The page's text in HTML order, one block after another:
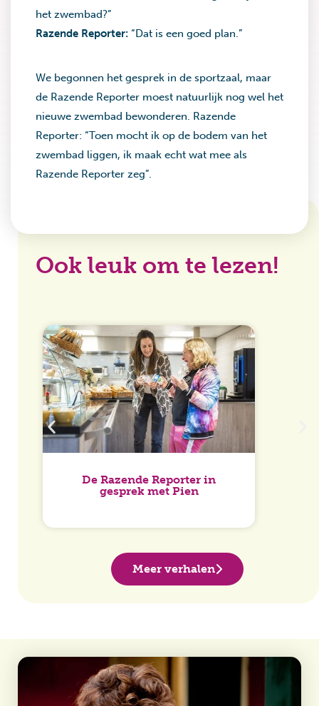
het zwembad?”
Razende Reporter: “Dat is een goed plan.”
We begonnen het gesprek in de sportzaal, maar
de Razende Reporter moest natuurlijk nog wel het
nieuwe zwembad bewonderen. Razende
Reporter: “Toen mocht ik op de bodem van het
zwembad liggen, ik maak echt wat mee als
Razende Reporter zeg”.
Ook leuk om te lezen!
De Razende Reporter in
gesprek met Pien
Meer verhalen